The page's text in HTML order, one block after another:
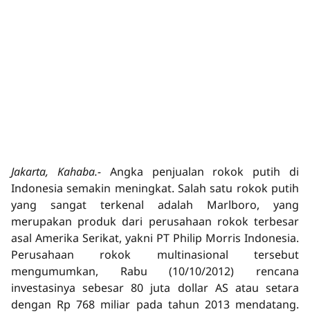
Jakarta, Kahaba.- Angka penjualan rokok putih di
Indonesia semakin meningkat. Salah satu rokok putih
yang sangat terkenal adalah Marlboro, yang
merupakan produk dari perusahaan rokok terbesar
asal Amerika Serikat, yakni PT Philip Morris Indonesia.
Perusahaan rokok multinasional tersebut
mengumumkan, Rabu (10/10/2012) rencana
investasinya sebesar 80 juta dollar AS atau setara
dengan Rp 768 miliar pada tahun 2013 mendatang.